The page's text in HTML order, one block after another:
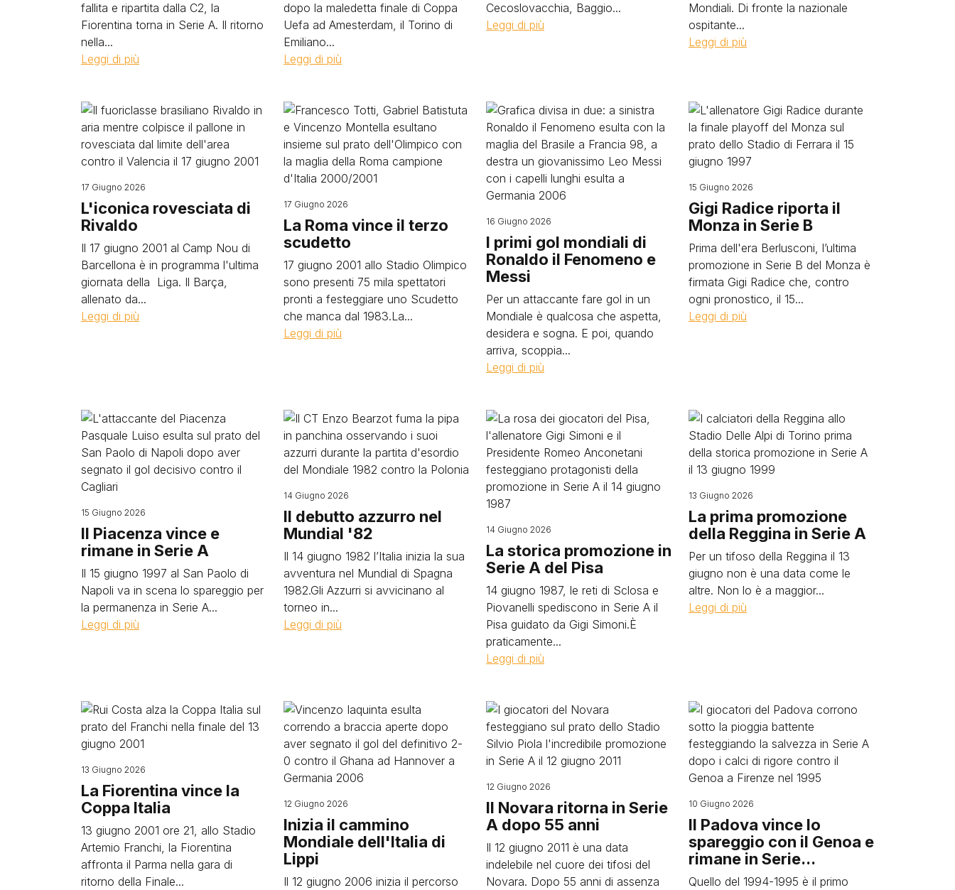
fallita e ripartita dalla C2, la
Fiorentina torna in Serie A. Il ritorno
nella...
Leggi di più
dopo la maledetta finale di Coppa
Uefa ad Amesterdam, il Torino di
Emiliano...
Leggi di più
Cecoslovacchia, Baggio...
Leggi di più
Mondiali. Di fronte la nazionale
ospitante...
Leggi di più
Image
17 Giugno 2026
L'iconica rovesciata di
Rivaldo
Il 17 giugno 2001 al Camp Nou di
Barcellona è in programma l'ultima
giornata della Liga. Il Barça,
allenato da...
Leggi di più
Image
17 Giugno 2026
La Roma vince il terzo
scudetto
17 giugno 2001 allo Stadio Olimpico
sono presenti 75 mila spettatori
pronti a festeggiare uno Scudetto
che manca dal 1983.La...
Leggi di più
Image
16 Giugno 2026
I primi gol mondiali di
Ronaldo il Fenomeno e
Messi
Per un attaccante fare gol in un
Mondiale è qualcosa che aspetta,
desidera e sogna. E poi, quando
arriva, scoppia...
Leggi di più
Image
15 Giugno 2026
Gigi Radice riporta il
Monza in Serie B
Prima dell'era Berlusconi, l’ultima
promozione in Serie B del Monza è
firmata Gigi Radice che, contro
ogni pronostico, il 15...
Leggi di più
Image
15 Giugno 2026
Il Piacenza vince e
rimane in Serie A
Il 15 giugno 1997 al San Paolo di
Napoli va in scena lo spareggio per
la permanenza in Serie A...
Leggi di più
Image
14 Giugno 2026
Il debutto azzurro nel
Mundial '82
Il 14 giugno 1982 l’Italia inizia la sua
avventura nel Mundial di Spagna
1982.Gli Azzurri si avvicinano al
torneo in...
Leggi di più
Image
14 Giugno 2026
La storica promozione in
Serie A del Pisa
14 giugno 1987, le reti di Sclosa e
Piovanelli spediscono in Serie A il
Pisa guidato da Gigi Simoni.È
praticamente...
Leggi di più
Image
13 Giugno 2026
La prima promozione
della Reggina in Serie A
Per un tifoso della Reggina il 13
giugno non è una data come le
altre. Non lo è a maggior...
Leggi di più
Image
13 Giugno 2026
La Fiorentina vince la
Coppa Italia
13 giugno 2001 ore 21, allo Stadio
Artemio Franchi, la Fiorentina
affronta il Parma nella gara di
ritorno della Finale...
Image
12 Giugno 2026
Inizia il cammino
Mondiale dell'Italia di
Lippi
Il 12 giugno 2006 inizia il percorso
Image
12 Giugno 2026
Il Novara ritorna in Serie
A dopo 55 anni
Il 12 giugno 2011 è una data
indelebile nel cuore dei tifosi del
Novara. Dopo 55 anni di assenza
Image
10 Giugno 2026
Il Padova vince lo
spareggio con il Genoa e
rimane in Serie...
Quello del 1994-1995 è il primo